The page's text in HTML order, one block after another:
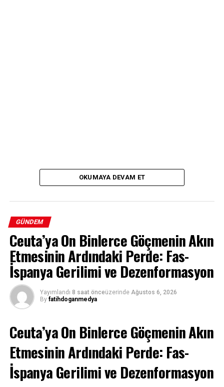
OKUMAYA DEVAM ET
GÜNDEM
Ceuta’ya On Binlerce Göçmenin Akın
Etmesinin Ardındaki Perde: Fas-
İspanya Gerilimi ve Dezenformasyon
Yayımlandı 8 saat önceüzerinde Ağustos 6, 2026
By fatihdoganmedya
Ceuta’ya On Binlerce Göçmenin Akın
Etmesinin Ardındaki Perde: Fas-
İspanya Gerilimi ve Dezenformasyon